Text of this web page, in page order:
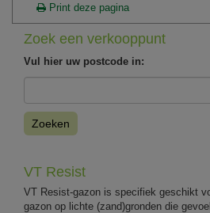
Print deze pagina
Zoek een verkooppunt
Vul hier uw postcode in:
Zoeken
VT Resist
VT Resist-gazon is specifiek geschikt
gazon op lichte (zand)gronden die